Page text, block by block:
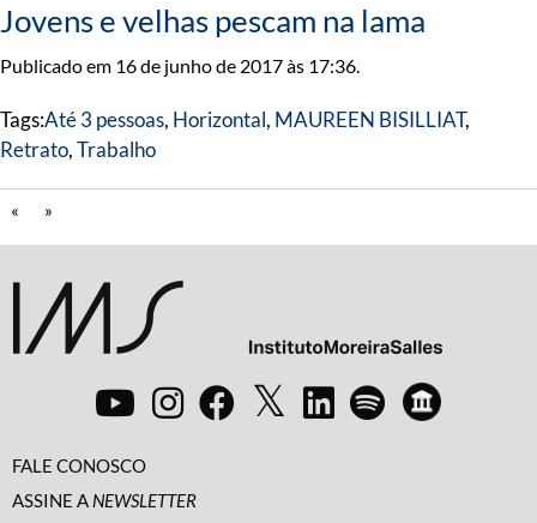
Jovens e velhas pescam na lama
Publicado em 16 de junho de 2017 às 17:36.
Tags:Até 3 pessoas, Horizontal, MAUREEN BISILLIAT,
Retrato,Trabalho
« »
FALE CONOSCO
ASSINE A NEWSLETTER